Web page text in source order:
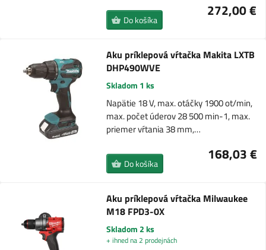
272,00 €
Do košíka
Aku príklepová vŕtačka Makita LXTB
DHP490WVE
Skladom 1 ks
Napätie 18 V, max. otáčky 1900 ot/min,
max. počet úderov 28 500 min-1, max.
priemer vŕtania 38 mm,…
168,03 €
Do košíka
Aku príklepová vŕtačka Milwaukee
M18 FPD3-0X
Skladom 2 ks
+ ihned na 2 prodejnách